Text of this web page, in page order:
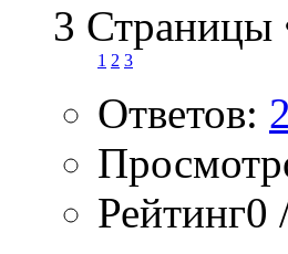
3 Страницы
1 2 3
Ответов:
Рейтинг0